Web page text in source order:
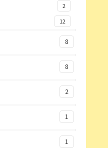
2
12
8
8
2
1
1